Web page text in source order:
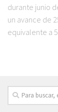
durante junio
un avance de
equivalente a